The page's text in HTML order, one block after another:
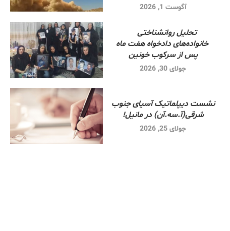
آگوست 1, 2026
تحلیل روانشناختی
خانواده‌های دادخواه هفت ماه
پس از سرکوب خونین
جولای 30, 2026
نشست دیپلماتیک آسیای جنوب
شرقی‌(آ.سه.آن) در مانیل!
جولای 25, 2026